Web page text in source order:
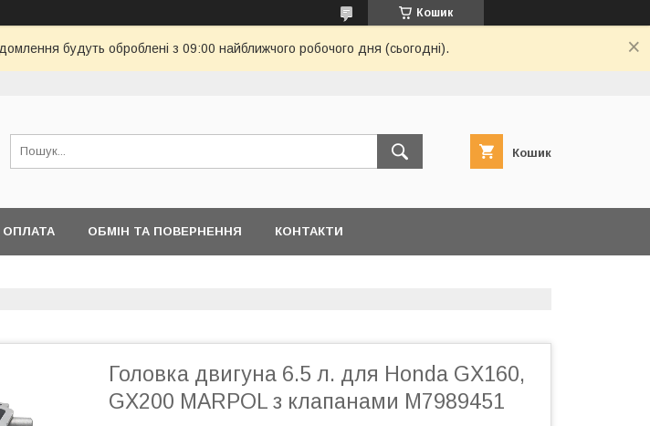
Кошик
будуть оброблені з 09:00 найближчого робочого дня (сьогодні).
Кошик
ОПЛАТА ОБМІН ТА ПОВЕРНЕННЯ КОНТАКТИ
Головка двигуна 6.5 л. для Honda GX160,
GX200 MARPOL з клапанами M7989451